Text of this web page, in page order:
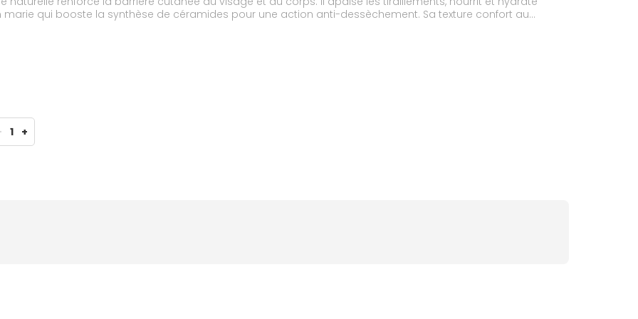
marie qui booste la synthèse de céramides pour une action anti-dessèchement. Sa texture confort au
1 +